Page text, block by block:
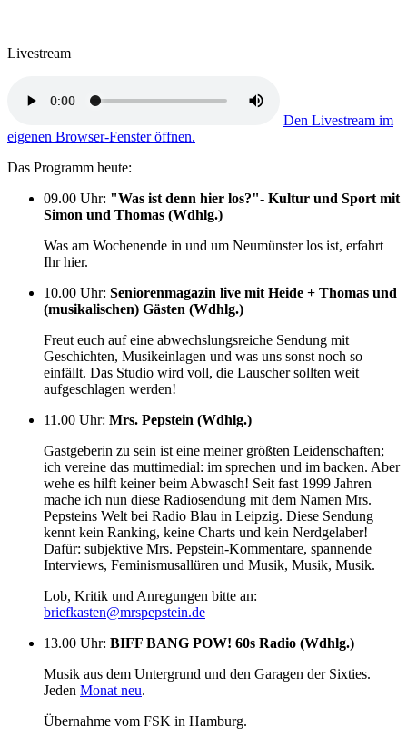
Livestream
Den Livestream im
eigenen Browser-Fenster öffnen.
Das Programm heute:
09.00 Uhr: "Was ist denn hier los?"- Kultur und Sport mit
Simon und Thomas (Wdhlg.)
Was am Wochenende in und um Neumünster los ist, erfahrt
Ihr hier.
10.00 Uhr: Seniorenmagazin live mit Heide + Thomas und
(musikalischen) Gästen (Wdhlg.)
Freut euch auf eine abwechslungsreiche Sendung mit
Geschichten, Musikeinlagen und was uns sonst noch so
einfällt. Das Studio wird voll, die Lauscher sollten weit
aufgeschlagen werden!
11.00 Uhr: Mrs. Pepstein (Wdhlg.)
Gastgeberin zu sein ist eine meiner größten Leidenschaften;
ich vereine das muttimedial: im sprechen und im backen. Aber
wehe es hilft keiner beim Abwasch! Seit fast 1999 Jahren
mache ich nun diese Radiosendung mit dem Namen Mrs.
Pepsteins Welt bei Radio Blau in Leipzig. Diese Sendung
kennt kein Ranking, keine Charts und kein Nerdgelaber!
Dafür: subjektive Mrs. Pepstein-Kommentare, spannende
Interviews, Feminismusallüren und Musik, Musik, Musik.
Lob, Kritik und Anregungen bitte an:
briefkasten@mrspepstein.de
13.00 Uhr: BIFF BANG POW! 60s Radio (Wdhlg.)
Musik aus dem Untergrund und den Garagen der Sixties.
Jeden Monat neu.
Übernahme vom FSK in Hamburg.